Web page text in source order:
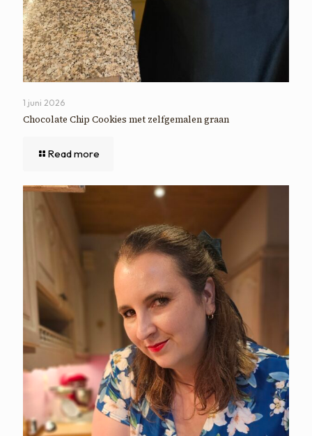
1 juni 2026
Chocolate Chip Cookies met zelfgemalen graan
Read more